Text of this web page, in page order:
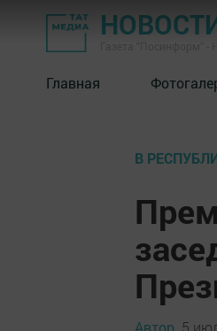
Главная
В
Автор, 5